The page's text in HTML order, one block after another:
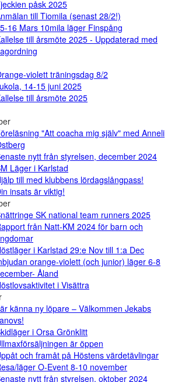
påsk 2025
till Tiomila (senast 28/2!)
16 Mars 10mila läger Finspång
till årsmöte 2025 - Uppdaterad med
violett träningsdag 8/2
14-15 juni 2025
till årsmöte 2025
"Att coacha mig själv" med Anneli
nytt från styrelsen, december 2024
Läger i Karlstad
till med klubbens lördagslångpass!
insats är viktig!
SK national team runners 2025
från Natt-KM 2024 för barn och
i Karlstad 29:e Nov till 1:a Dec
orange-violett (och junior) läger 6-8
Åland
i Visättra
känna ny löpare – Välkommen Jekabs
i Orsa Grönklitt
är öppen
och framåt på Höstens värdetävlingar
läger O-Event 8-10 november
nytt från styrelsen, oktober 2024